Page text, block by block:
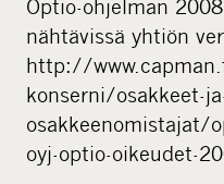
Optio-ohjelman
nähtävissä yhtiön
http://
konserni/osakkeet-
osakkeenomistajat/
oyj-optio-oikeudet-